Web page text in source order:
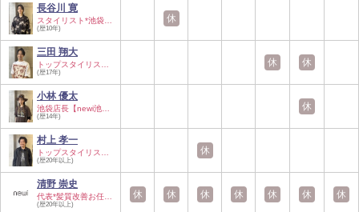
長谷川 寛
スタイリスト*池袋…
(歴10年)
三田 翔大
(歴17年)
小林 優太
(歴14年)
村上 孝一
(歴20年以上)
清野 崇史
代表*髪質改善お任…
(歴20年以上)
休
休 休
休
休
休 休 休 休 休 休 休